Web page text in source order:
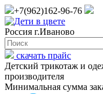
+7(962)162-96-76
Россия г.Иваново
скачать прайс
Детский трикотаж и
производителя
Минимальная сумма